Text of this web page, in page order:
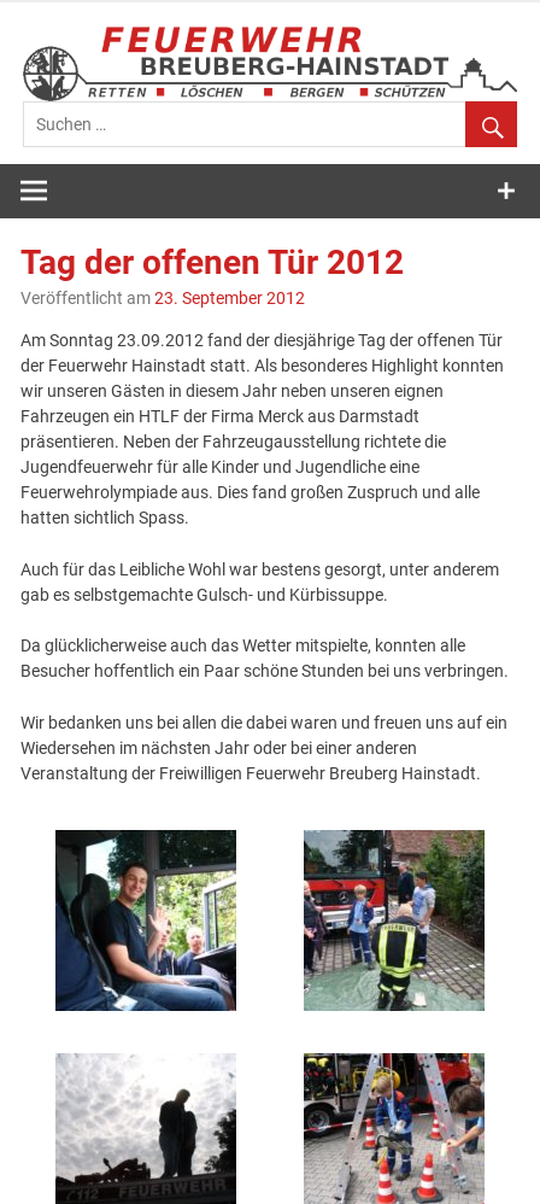
springen
Feuerwehr
Breuberg-
Hainstadt
Tag der offenen Tür 2012
Veröffentlicht am23. September 2012
Am Sonntag 23.09.2012 fand der diesjährige Tag der offenen Tür
der Feuerwehr Hainstadt statt. Als besonderes Highlight konnten
wir unseren Gästen in diesem Jahr neben unseren eignen
Fahrzeugen ein HTLF der Firma Merck aus Darmstadt
präsentieren. Neben der Fahrzeugausstellung richtete die
Jugendfeuerwehr für alle Kinder und Jugendliche eine
Feuerwehrolympiade aus. Dies fand großen Zuspruch und alle
hatten sichtlich Spass.
Auch für das Leibliche Wohl war bestens gesorgt, unter anderem
gab es selbstgemachte Gulsch- und Kürbissuppe.
Da glücklicherweise auch das Wetter mitspielte, konnten alle
Besucher hoffentlich ein Paar schöne Stunden bei uns verbringen.
Wir bedanken uns bei allen die dabei waren und freuen uns auf ein
Wiedersehen im nächsten Jahr oder bei einer anderen
Veranstaltung der Freiwilligen Feuerwehr Breuberg Hainstadt.